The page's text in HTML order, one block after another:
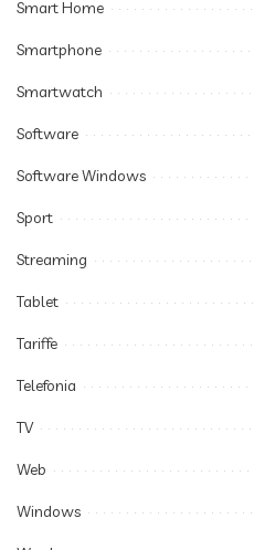
Smart Home
Smartphone
Smartwatch
Software
Software Windows
Sport
Streaming
Tablet
Tariffe
Telefonia
TV
Web
Windows